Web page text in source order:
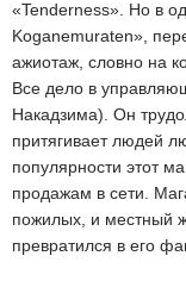
«Tenderness». Но в
Koganemuraten»,
ажиотаж, словно на
Все дело в
Накадзима). Он
притягивает людей
популярности этот
продажам в сети.
пожилых, и местный
превратился в его